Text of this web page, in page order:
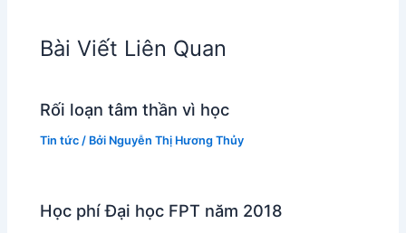
Bài Viết Liên Quan
Rối loạn tâm thần vì học
Tin tức / Bởi Nguyễn Thị Hương Thủy
Học phí Đại học FPT năm 2018